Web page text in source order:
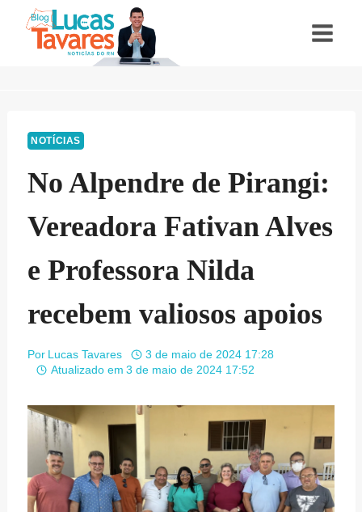
NOTÍCIAS
No Alpendre de Pirangi:
Vereadora Fativan Alves
e Professora Nilda
recebem valiosos apoios
Por Lucas Tavares
3 de maio de 2024 17:28
Atualizado em 3 de maio de 2024 17:52